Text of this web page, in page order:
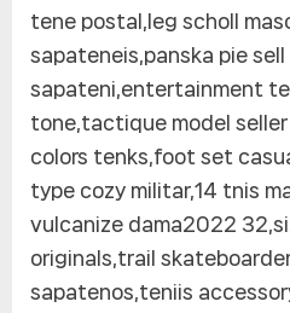
tene postal,leg scholl
sapateneis,panska pie
sapateni,entertainment
tone,tactique model
colors tenks,foot set
type cozy militar,14 tnis
vulcanize dama2022
originals,trail
sapatenos,teniis